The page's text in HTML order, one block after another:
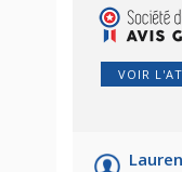
VOIR